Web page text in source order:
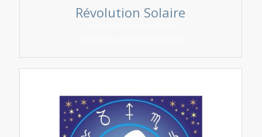
Révolution Solaire